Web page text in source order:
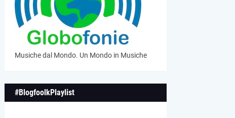
Musiche dal Mondo. Un Mondo in Musiche
#BlogfoolkPlaylist